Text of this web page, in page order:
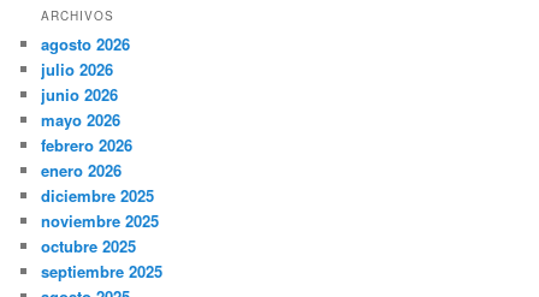
ARCHIVOS
agosto 2026
julio 2026
junio 2026
mayo 2026
febrero 2026
enero 2026
diciembre 2025
noviembre 2025
octubre 2025
septiembre 2025